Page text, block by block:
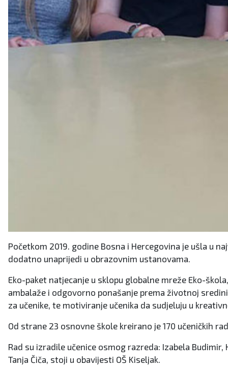
Početkom 2019. godine Bosna i Hercegovina je ušla u
dodatno unaprijedi u obrazovnim ustanovama.
Eko-paket natjecanje u sklopu globalne mreže Eko-
ambalaže i odgovorno ponašanje prema životnoj
za učenike, te motiviranje učenika da sudjeluju u
Od strane 23 osnovne škole kreirano je 170 učeničkih
Rad su izradile učenice osmog razreda: Izabela
Tanja Čiča, stoji u obavijesti OŠ Kiseljak.